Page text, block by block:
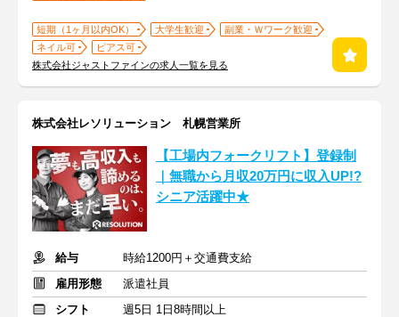
短期（1ヶ月以内OK） 大学生歓迎
副業・Ｗワーク歓迎
ネイル可
ピアス可
株式会社ジャストファインの求人一覧を見る
株式会社レソリューション 札幌営業所
【工場内フォークリフト】登録制
｜無職から月収20万円に収入UP!?
シニア活躍中★
給与
時給1200円＋交通費支給
雇用形態
派遣社員
シフト
週5日 1日8時間以上